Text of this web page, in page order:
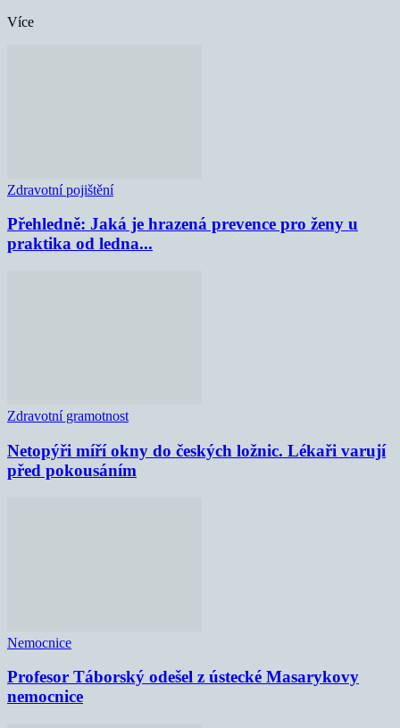
Více
Zdravotní pojištění
Přehledně: Jaká je hrazená prevence pro ženy u
praktika od ledna...
Zdravotní gramotnost
Netopýři míří okny do českých ložnic. Lékaři varují
před pokousáním
Nemocnice
Profesor Táborský odešel z ústecké Masarykovy
nemocnice